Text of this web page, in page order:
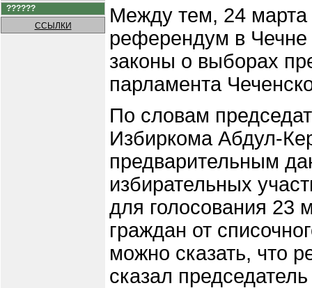
??????
ССЫЛКИ
Между тем, 24 марта
референдум в Чечне
законы о выборах
парламента
По словам
Избиркома Абдул-
предварительным
избирательных
для голосования 23
граждан от
можно сказать, что
сказал